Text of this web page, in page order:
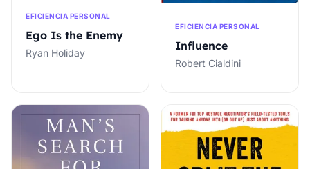
EFICIENCIA PERSONAL
Ego Is the Enemy
Ryan Holiday
EFICIENCIA PERSONAL
Influence
Robert Cialdini